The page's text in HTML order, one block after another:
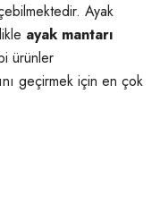
Ayak
ayak mantarı
ürünler
geçirmek için en çok